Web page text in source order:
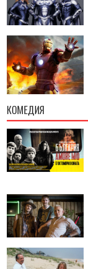
КОМЕДИЯ